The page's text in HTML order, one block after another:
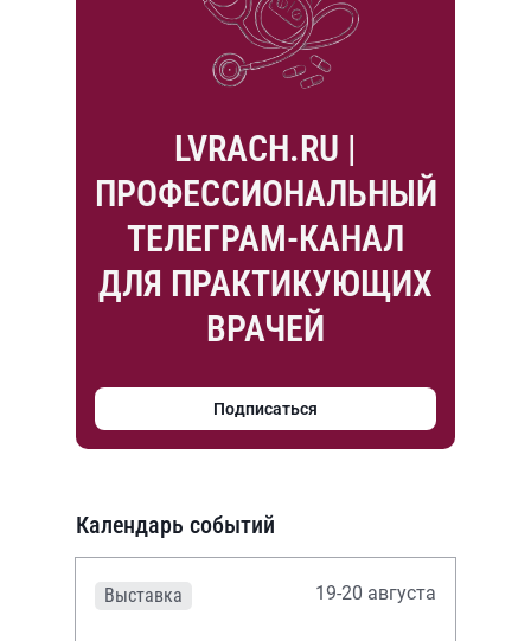
LVRACH.RU |
ПРОФЕССИОНАЛЬНЫЙ
ТЕЛЕГРАМ-КАНАЛ
ДЛЯ ПРАКТИКУЮЩИХ
ВРАЧЕЙ
Подписаться
Календарь событий
Выставка 19-20 августа